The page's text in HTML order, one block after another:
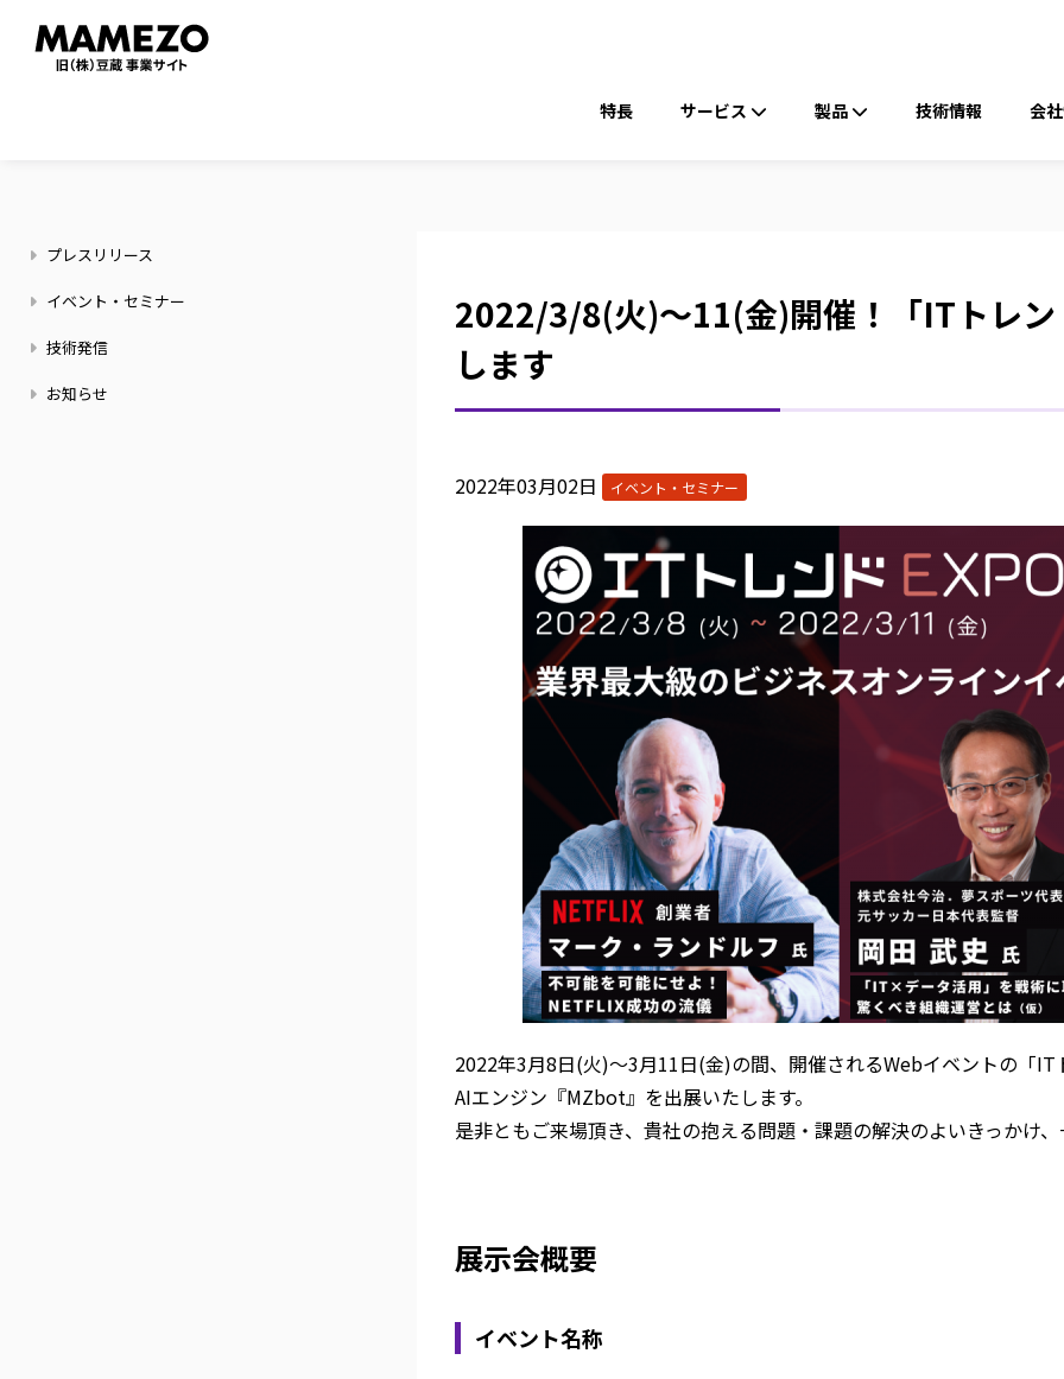
ー
シ
ョ
ン
特長 サービス 製品 技術情報 会
2022/3/8(火)～11(金)開催！「ITトレ
します
2022年03月02日 イベント・セミナー
2022年3月8日(火)～3月11日(金)の間、開催されるWebイベントの「
AIエンジン『MZbot』を出展いたします。
是非ともご来場頂き、貴社の抱える問題・課題の解決のよいきっかけ
展示会概要
イベント名称
ニ
ー
ス
プレスリリース
イベント・セミナー
技術発信
お知らせ